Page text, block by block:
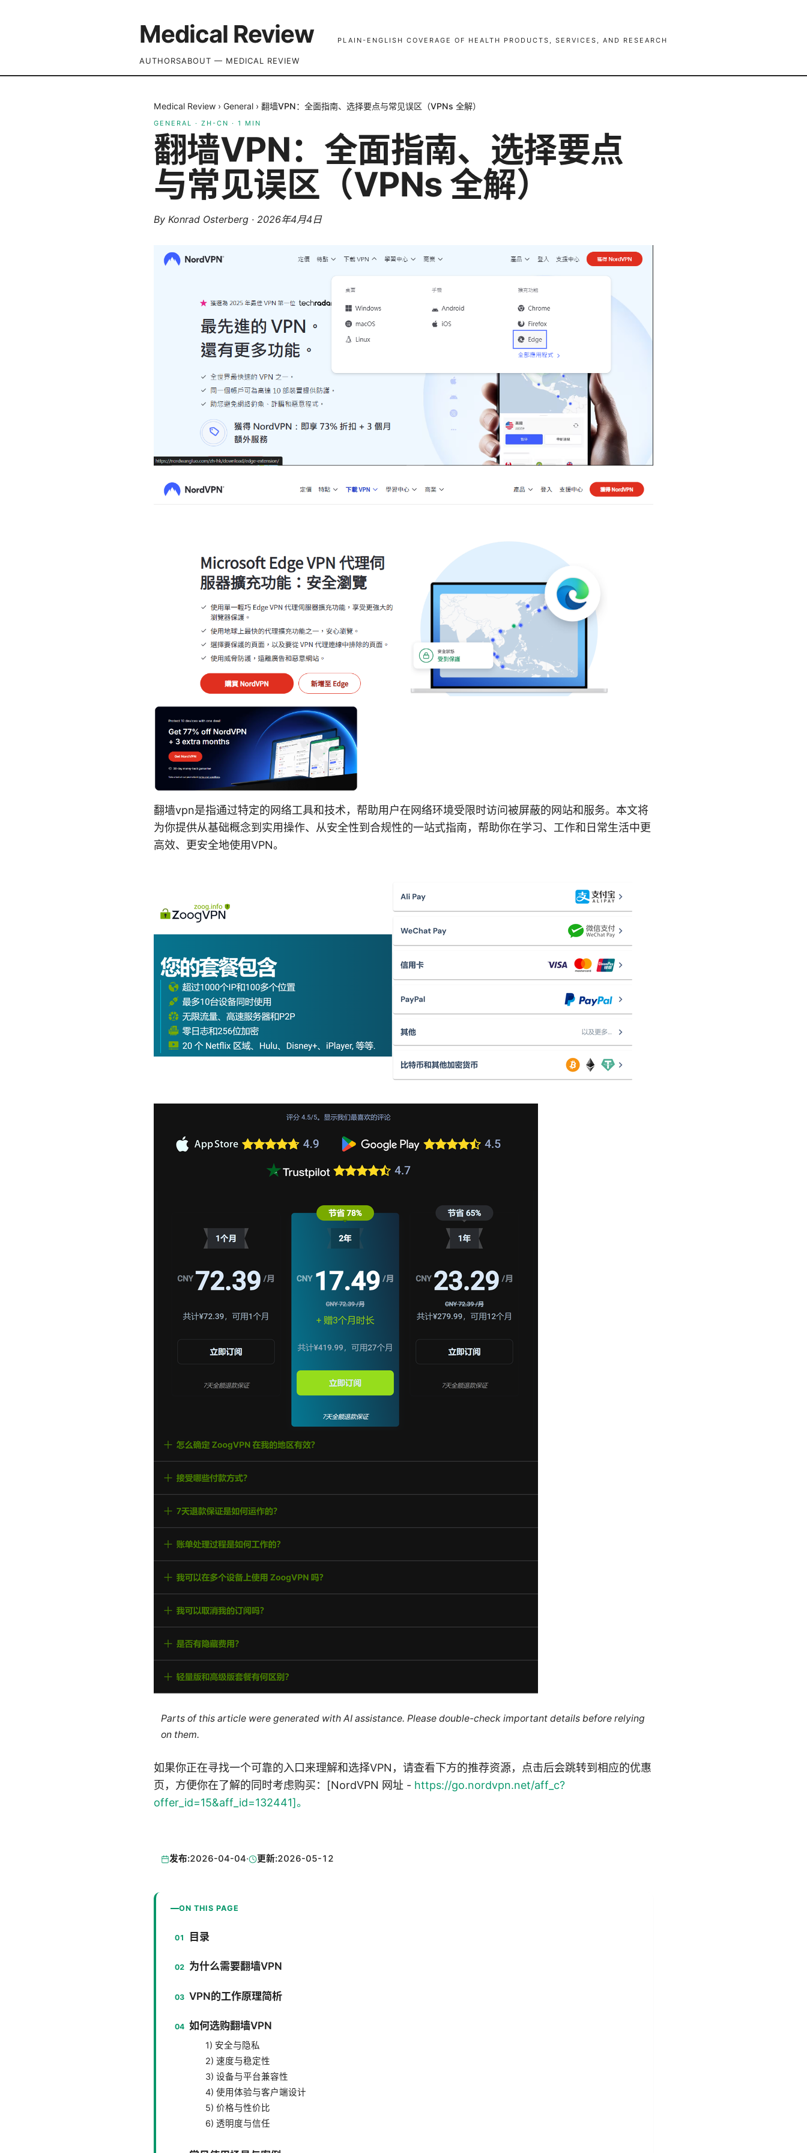
Medical Review PLAIN-ENGLISH COVERAGE OF HEALTH PRODUCTS, SERVICES, AND RESEARCH
AUTHORSABOUT — MEDICAL REVIEW
Medical Review › General › 翻墙VPN：全面指南、选择要点与常见误区（VPNs 全解）
GENERAL · ZH-CN · 1 MIN
翻墙VPN：全面指南、选择要点
与常见误区（VPNs 全解）
By Konrad Osterberg · 2026年4月4日
翻墙vpn是指通过特定的网络工具和技术，帮助用户在网络环境受限时访问被屏蔽的网站和服务。本文将
为你提供从基础概念到实用操作、从安全性到合规性的一站式指南，帮助你在学习、工作和日常生活中更
高效、更安全地使用VPN。
Parts of this article were generated with AI assistance. Please double-check important details before relying
on them.
如果你正在寻找一个可靠的入口来理解和选择VPN，请查看下方的推荐资源，点击后会跳转到相应的优惠
页，方便你在了解的同时考虑购买：[NordVPN 网址 - https://go.nordvpn.net/aff_c?
offer_id=15&aff_id=132441]。
发布:2026-04-04· 更新:2026-05-12
ON THIS PAGE
目录
为什么需要翻墙VPN
VPN的工作原理简析
如何选购翻墙VPN
1) 安全与隐私
2) 速度与稳定性
3) 设备与平台兼容性
4) 使用体验与客户端设计
5) 价格与性价比
6) 透明度与信任